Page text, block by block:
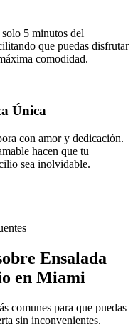
5 minutos del
que puedas disfrutar
comodidad.
Única
con amor y dedicación.
hacen que tu
sea inolvidable.
Ensalada
en Miami
comunes para que puedas
sin inconvenientes.